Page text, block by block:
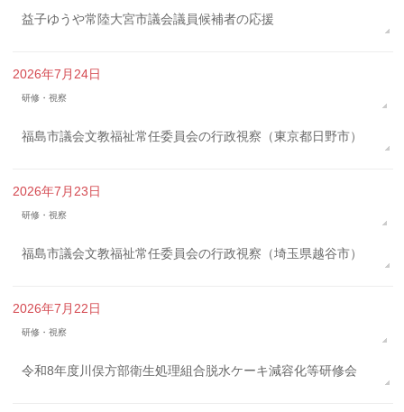
益子ゆうや常陸大宮市議会議員候補者の応援
2026年7月24日
研修・視察
福島市議会文教福祉常任委員会の行政視察（東京都日野市）
2026年7月23日
研修・視察
福島市議会文教福祉常任委員会の行政視察（埼玉県越谷市）
2026年7月22日
研修・視察
令和8年度川俣方部衛生処理組合脱水ケーキ減容化等研修会